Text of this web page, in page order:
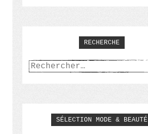
RECHERCHE
Rechercher :
SÉLECTION MODE & BEAUTÉ